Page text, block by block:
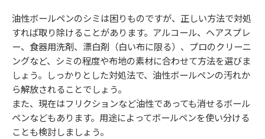
油性ボールペンのシミは困りものですが、正しい方法で対処
すれば取り除けることがあります。アルコール、ヘアスプレ
ー、食器用洗剤、漂白剤（白い布に限る）、プロのクリーニ
ングなど、シミの程度や布地の素材に合わせて方法を選びま
しょう。しっかりとした対処法で、油性ボールペンの汚れか
ら解放されることでしょう。
また、現在はフリクションなど油性であっても消せるボール
ペンなどもあります。用途によってボールペンを使い分ける
ことも検討しましょう。